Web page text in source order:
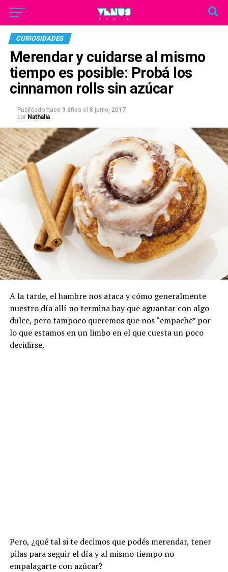
CURIOSIDADES
Merendar y cuidarse al mismo
tiempo es posible: Probá los
cinnamon rolls sin azúcar
Publicado hace 9 años el 8 junio, 2017
por Nathalia
A la tarde, el hambre nos ataca y cómo generalmente
nuestro día allí no termina hay que aguantar con algo
dulce, pero tampoco queremos que nos “empache” por
lo que estamos en un limbo en el que cuesta un poco
decidirse.
Pero, ¿qué tal si te decimos que podés merendar, tener
pilas para seguir el día y al mismo tiempo no
empalagarte con azúcar?